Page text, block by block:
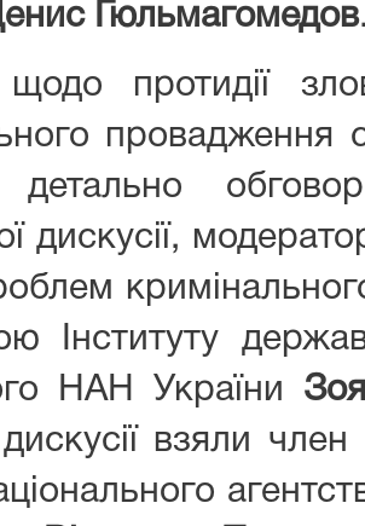
Гюльмагомедов
щодо протидії
провадження
детально
дискусії,
Інституту
НАН України
взяли